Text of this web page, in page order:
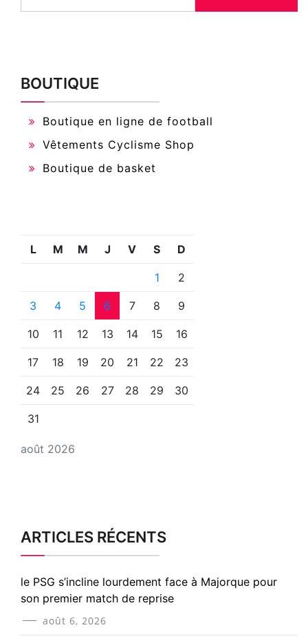
BOUTIQUE
Boutique en ligne de football
Vêtements Cyclisme Shop
Boutique de basket
août 2026
L M M J V S D
1 2
3 4 5 6 7 8 9
10 11 12 13 14 15 16
17 18 19 20 21 22 23
24 25 26 27 28 29 30
31
ARTICLES RÉCENTS
le PSG s’incline lourdement face à Majorque pour
son premier match de reprise
août 6, 2026